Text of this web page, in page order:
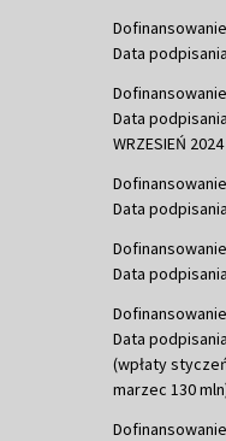
Data
Data
WRZESIEŃ
Data
Data
Data
(wpłaty
marzec 130